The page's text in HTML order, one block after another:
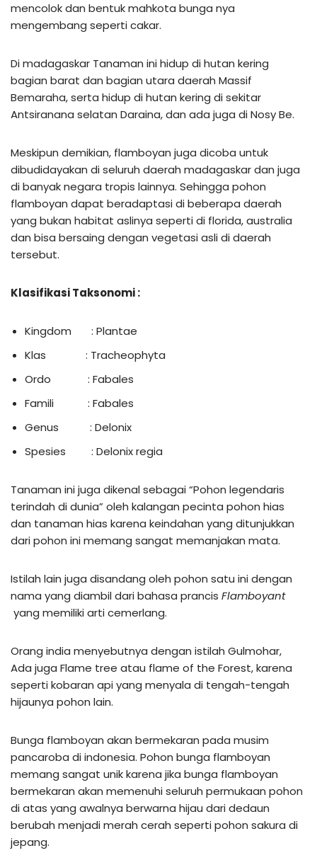
mencolok dan bentuk mahkota bunga nya
mengembang seperti cakar.
Di madagaskar Tanaman ini hidup di hutan kering
bagian barat dan bagian utara daerah Massif
Bemaraha, serta hidup di hutan kering di sekitar
Antsiranana selatan Daraina, dan ada juga di Nosy Be.
Meskipun demikian, flamboyan juga dicoba untuk
dibudidayakan di seluruh daerah madagaskar dan juga
di banyak negara tropis lainnya. Sehingga pohon
flamboyan dapat beradaptasi di beberapa daerah
yang bukan habitat aslinya seperti di florida, australia
dan bisa bersaing dengan vegetasi asli di daerah
tersebut.
Klasifikasi Taksonomi:
Kingdom : Plantae
Klas : Tracheophyta
Ordo : Fabales
Famili : Fabales
Genus : Delonix
Spesies : Delonix regia
Tanaman ini juga dikenal sebagai “Pohon legendaris
terindah di dunia” oleh kalangan pecinta pohon hias
dan tanaman hias karena keindahan yang ditunjukkan
dari pohon ini memang sangat memanjakan mata.
Istilah lain juga disandang oleh pohon satu ini dengan
nama yang diambil dari bahasa prancis Flamboyant
yang memiliki arti cemerlang.
Orang india menyebutnya dengan istilah Gulmohar,
Ada juga Flame tree atau flame of the Forest, karena
seperti kobaran api yang menyala di tengah-tengah
hijaunya pohon lain.
Bunga flamboyan akan bermekaran pada musim
pancaroba di indonesia. Pohon bunga flamboyan
memang sangat unik karena jika bunga flamboyan
bermekaran akan memenuhi seluruh permukaan pohon
di atas yang awalnya berwarna hijau dari dedaun
berubah menjadi merah cerah seperti pohon sakura di
jepang.